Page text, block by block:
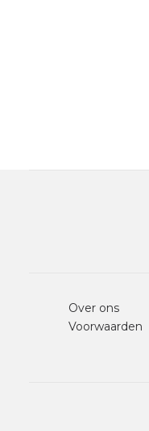
Over ons
Voorwaarden